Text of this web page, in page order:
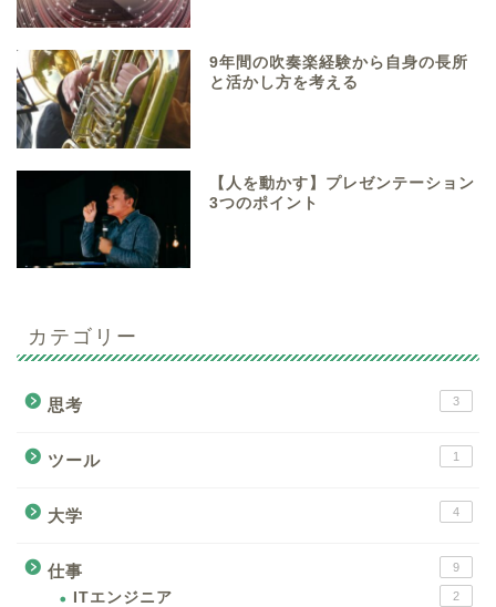
9年間の吹奏楽経験から自身の長所
と活かし方を考える
【人を動かす】プレゼンテーション
3つのポイント
カテゴリー
思考 3
ツール 1
大学 4
仕事 9
ITエンジニア 2